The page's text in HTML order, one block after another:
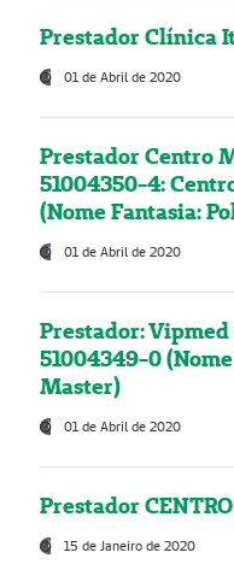
Prestador Clínica
01 de Abril de 2020
Prestador Centro
51004350-4:
(Nome Fantasia:
01 de Abril de 2020
Prestador:
51004349-0
Master)
01 de Abril de 2020
Prestador
15 de Janeiro de 2020